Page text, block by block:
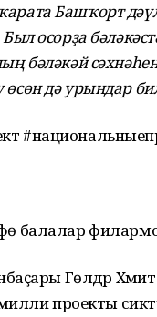
Башҡорт
осорҙа
бәләкәй
дә урындар
Гөлдәр
милли проекты